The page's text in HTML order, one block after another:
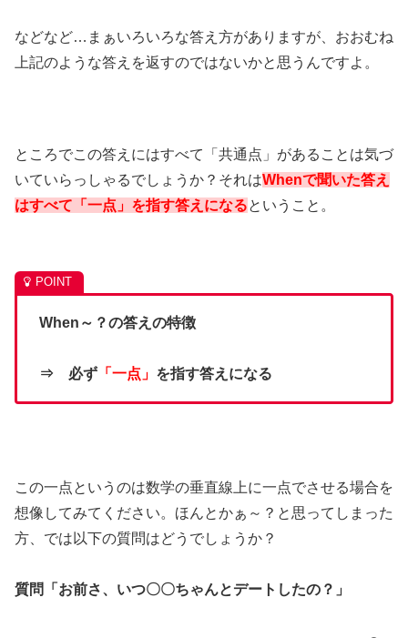
などなど…まぁいろいろな答え方がありますが、おおむね
上記のような答えを返すのではないかと思うんですよ。
ところでこの答えにはすべて「共通点」があることは気づ
いていらっしゃるでしょうか？それはWhenで聞いた答え
はすべて「一点」を指す答えになるということ。
When～？の答えの特徴
⇒ 必ず 「一点」 を指す答えになる
この一点というのは数学の垂直線上に一点でさせる場合を
想像してみてください。ほんとかぁ～？と思ってしまった
方、では以下の質問はどうでしょうか？
質問「お前さ、いつ〇〇ちゃんとデートしたの？」